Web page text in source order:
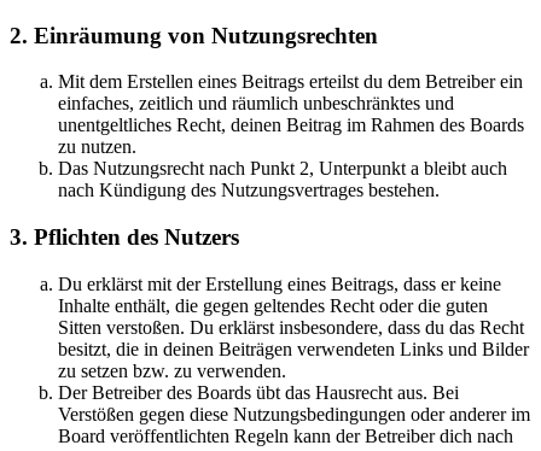
2. Einräumung von Nutzungsrechten
Mit dem Erstellen eines Beitrags erteilst du dem Betreiber ein
einfaches, zeitlich und räumlich unbeschränktes und
unentgeltliches Recht, deinen Beitrag im Rahmen des Boards
zu nutzen.
Das Nutzungsrecht nach Punkt 2, Unterpunkt a bleibt auch
nach Kündigung des Nutzungsvertrages bestehen.
3. Pflichten des Nutzers
Du erklärst mit der Erstellung eines Beitrags, dass er keine
Inhalte enthält, die gegen geltendes Recht oder die guten
Sitten verstoßen. Du erklärst insbesondere, dass du das Recht
besitzt, die in deinen Beiträgen verwendeten Links und Bilder
zu setzen bzw. zu verwenden.
Der Betreiber des Boards übt das Hausrecht aus. Bei
Verstößen gegen diese Nutzungsbedingungen oder anderer im
Board veröffentlichten Regeln kann der Betreiber dich nach